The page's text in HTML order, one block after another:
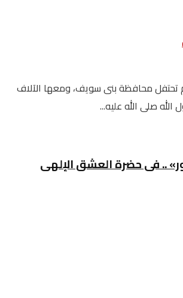
تحتفل محافظة بنى سويف، ومعها الآلاف
صلى الله عليه...
.. فى حضرة العشق الإلهى